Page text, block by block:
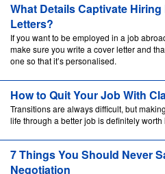
What Details Captivate
Letters?
If you want to be employed in a job
make sure you write a cover letter and
one so that it’s personalised.
How to Quit Your Job With
Transitions are always difficult, but
life through a better job is definitely worth
7 Things You Should Never
Negotiation